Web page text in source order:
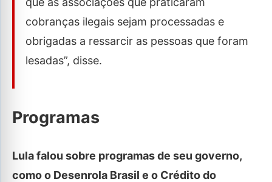
cobranças ilegais sejam processadas e
obrigadas a ressarcir as pessoas que foram
lesadas”, disse.
Programas
Lula falou sobre programas de seu governo,
como o Desenrola Brasil e o Crédito do